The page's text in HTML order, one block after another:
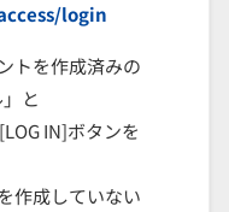
login
トを作成済みの
と
IN]ボタンを
作成していない